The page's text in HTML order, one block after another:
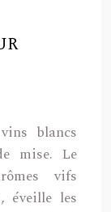
blancs
mise. Le
vifs
éveille les